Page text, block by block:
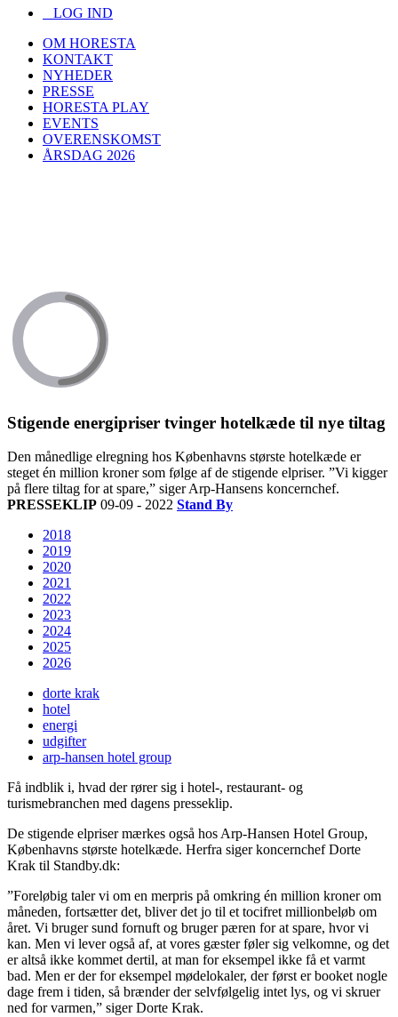
LOG IND
OM HORESTA
KONTAKT
NYHEDER
PRESSE
HORESTA PLAY
EVENTS
OVERENSKOMST
ÅRSDAG 2026
Stigende energipriser tvinger hotelkæde til nye tiltag
Den månedlige elregning hos Københavns største hotelkæde er
steget én million kroner som følge af de stigende elpriser. ”Vi kigger
på flere tiltag for at spare,” siger Arp-Hansens koncernchef.
PRESSEKLIP 09-09 - 2022 Stand By
2018
2019
2020
2021
2022
2023
2024
2025
2026
dorte krak
hotel
energi
udgifter
arp-hansen hotel group
Få indblik i, hvad der rører sig i hotel-, restaurant- og
turismebranchen med dagens presseklip.
De stigende elpriser mærkes også hos Arp-Hansen Hotel Group,
Københavns største hotelkæde. Herfra siger koncernchef Dorte
Krak til Standby.dk:
”Foreløbig taler vi om en merpris på omkring én million kroner om
måneden, fortsætter det, bliver det jo til et tocifret millionbeløb om
året. Vi bruger sund fornuft og bruger pæren for at spare, hvor vi
kan. Men vi lever også af, at vores gæster føler sig velkomne, og det
er altså ikke kommet dertil, at man for eksempel ikke få et varmt
bad. Men er der for eksempel mødelokaler, der først er booket nogle
dage frem i tiden, så brænder der selvfølgelig intet lys, og vi skruer
ned for varmen,” siger Dorte Krak.